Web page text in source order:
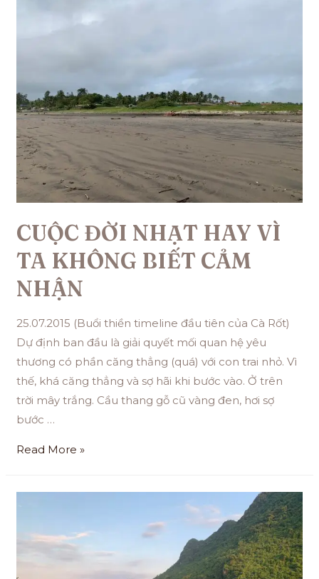
CUỘC ĐỜI NHẠT HAY VÌ
TA KHÔNG BIẾT CẢM
NHẬN
25.07.2015 (Buổi thiền timeline đầu tiên của Cà Rốt)
Dự định ban đầu là giải quyết mối quan hệ yêu
thương có phần căng thẳng (quá) với con trai nhỏ. Vì
thế, khá căng thẳng và sợ hãi khi bước vào. Ở trên
trời mây trắng. Cầu thang gỗ cũ vàng đen, hơi sợ
bước …
Read More »